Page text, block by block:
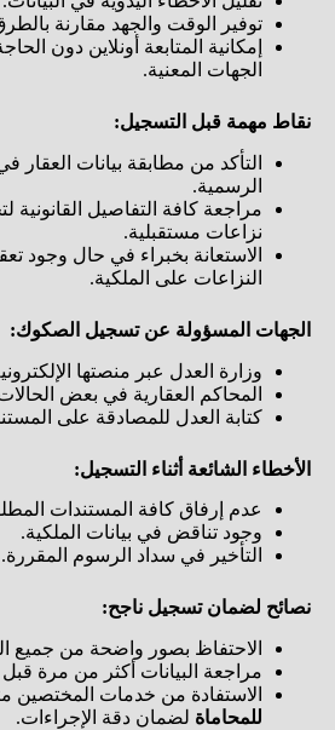
توفير الوقت والجهد مقارنة
إمكانية المتابعة أونلاين دون
الجهات المعنية.
نقاط مهمة قبل التسجيل:
التأكد من مطابقة بيانات العقار
الرسمية.
مراجعة كافة التفاصيل القانونية
نزاعات مستقبلية.
الاستعانة بخبراء في حال وجود
النزاعات على الملكية.
الجهات المسؤولة عن تسجيل الصكوك:
وزارة العدل عبر منصتها
المحاكم العقارية في بعض الحالات
كتابة العدل للمصادقة على
الأخطاء الشائعة أثناء التسجيل:
عدم إرفاق كافة المستندات
وجود تناقض في بيانات الملكية.
التأخير في سداد الرسوم المقررة.
نصائح لضمان تسجيل ناجح:
الاحتفاظ بصور واضحة من جميع
مراجعة البيانات أكثر من مرة
الاستفادة من خدمات المختصين
للمحاماة لضمان دقة الإجراءات.